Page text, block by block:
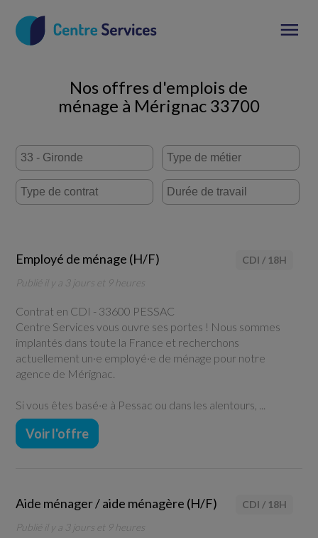
Nos offres d'emplois de
ménage à Mérignac 33700
Employé de ménage (H/F) CDI/ 18H
Publié il y a 3 jours et 9 heures
Contrat en CDI - 33600 PESSAC
Centre Services vous ouvre ses portes ! Nous sommes
implantés dans toute la France et recherchons
actuellement un·e employé·e de ménage pour notre
agence de Mérignac.
Si vous êtes basé·e à Pessac ou dans les alentours, ...
Voir l'offre
Aide ménager / aide ménagère (H/F) CDI/ 18H
Publié il y a 3 jours et 9 heures